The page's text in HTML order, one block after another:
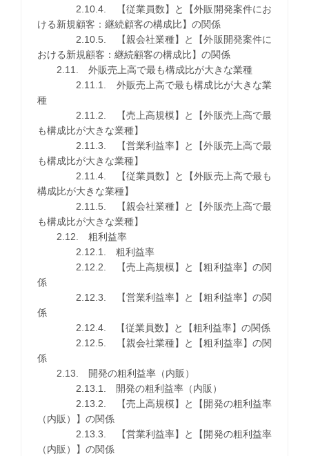
2.10.4. 【従業員数】と【外販開発案件にお
ける新規顧客：継続顧客の構成比】の関係
2.10.5. 【親会社業種】と【外販開発案件に
おける新規顧客：継続顧客の構成比】の関係
2.11. 外販売上高で最も構成比が大きな業種
2.11.1. 外販売上高で最も構成比が大きな業
種
2.11.2. 【売上高規模】と【外販売上高で最
も構成比が大きな業種】
2.11.3. 【営業利益率】と【外販売上高で最
も構成比が大きな業種】
2.11.4. 【従業員数】と【外販売上高で最も
構成比が大きな業種】
2.11.5. 【親会社業種】と【外販売上高で最
も構成比が大きな業種】
2.12. 粗利益率
2.12.1. 粗利益率
2.12.2. 【売上高規模】と【粗利益率】の関
係
2.12.3. 【営業利益率】と【粗利益率】の関
係
2.12.4. 【従業員数】と【粗利益率】の関係
2.12.5. 【親会社業種】と【粗利益率】の関
係
2.13. 開発の粗利益率（内販）
2.13.1. 開発の粗利益率（内販）
2.13.2. 【売上高規模】と【開発の粗利益率
（内販）】の関係
2.13.3. 【営業利益率】と【開発の粗利益率
（内販）】の関係